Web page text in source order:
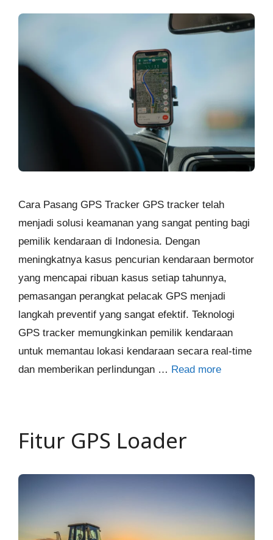
Cara Pasang GPS Tracker GPS tracker telah
menjadi solusi keamanan yang sangat penting bagi
pemilik kendaraan di Indonesia. Dengan
meningkatnya kasus pencurian kendaraan bermotor
yang mencapai ribuan kasus setiap tahunnya,
pemasangan perangkat pelacak GPS menjadi
langkah preventif yang sangat efektif. Teknologi
GPS tracker memungkinkan pemilik kendaraan
untuk memantau lokasi kendaraan secara real-time
dan memberikan perlindungan … Read more
Fitur GPS Loader